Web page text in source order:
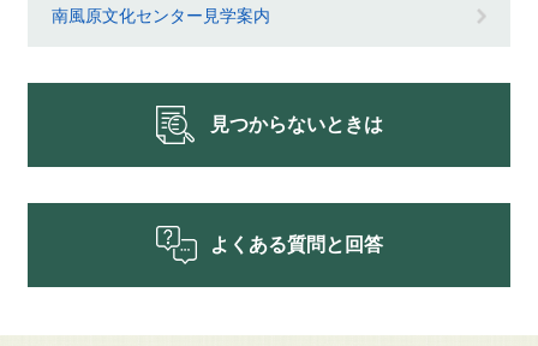
南風原文化センター見学案内
見つからないときは
よくある質問と回答